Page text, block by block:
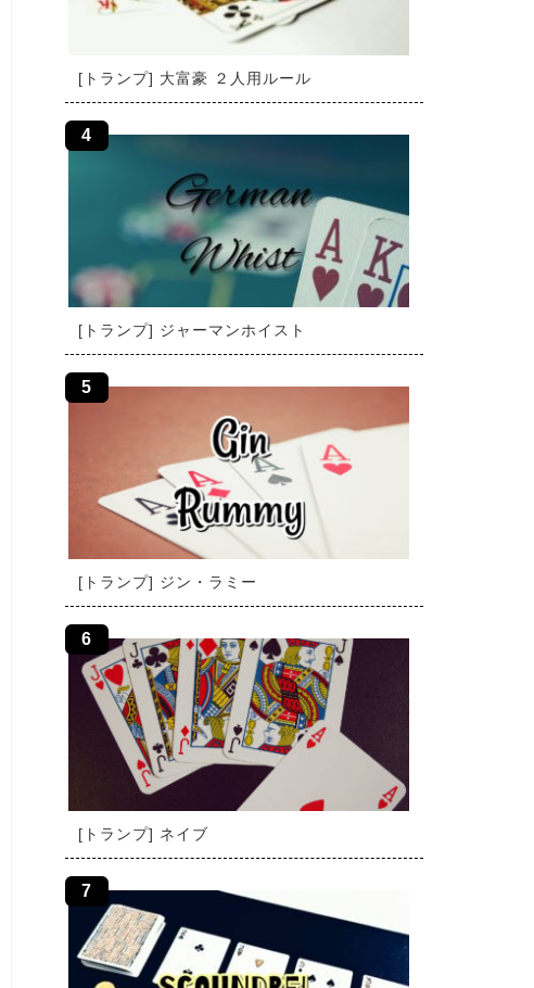
[トランプ] 大富豪 ２人用ルール
[トランプ] ジャーマンホイスト
[トランプ] ジン・ラミー
[トランプ] ネイブ